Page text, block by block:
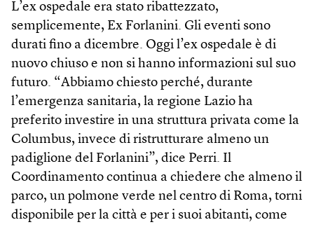
L’ex ospedale era stato ribattezzato,
semplicemente, Ex Forlanini. Gli eventi sono
durati fino a dicembre. Oggi l’ex ospedale è di
nuovo chiuso e non si hanno informazioni sul suo
futuro. “Abbiamo chiesto perché, durante
l’emergenza sanitaria, la regione Lazio ha
preferito investire in una struttura privata come la
Columbus, invece di ristrutturare almeno un
padiglione del Forlanini”, dice Perri. Il
Coordinamento continua a chiedere che almeno il
parco, un polmone verde nel centro di Roma, torni
disponibile per la città e per i suoi abitanti, come